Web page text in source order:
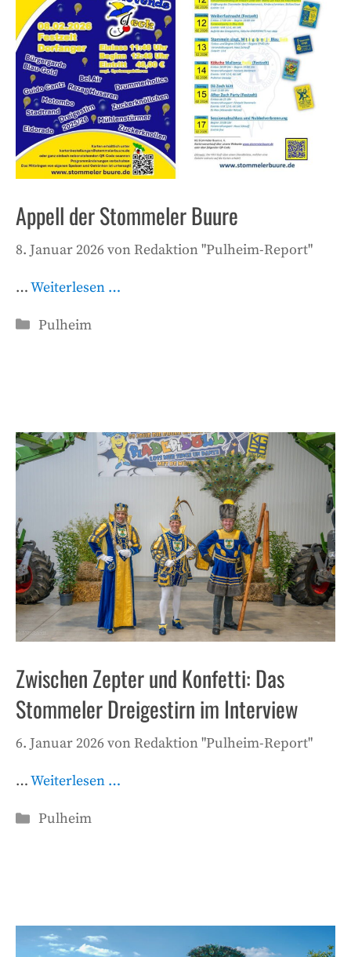
Appell der Stommeler Buure
8. Januar 2026von Redaktion "Pulheim-Report"
…Weiterlesen …
Kategorien
Pulheim
Zwischen Zepter und Konfetti: Das
Stommeler Dreigestirn im Interview
6. Januar 2026von Redaktion "Pulheim-Report"
…Weiterlesen …
Kategorien
Pulheim